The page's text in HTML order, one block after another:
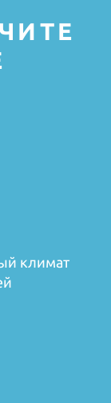
климат